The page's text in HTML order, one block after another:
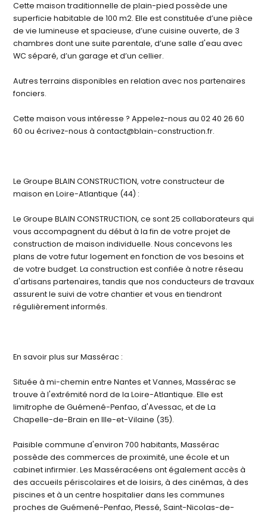
Cette maison traditionnelle de plain-pied possède une
superficie habitable de 100 m2. Elle est constituée d’une pièce
de vie lumineuse et spacieuse, d’une cuisine ouverte, de 3
chambres dont une suite parentale, d’une salle d'eau avec
WC séparé, d’un garage et d’un cellier.
Autres terrains disponibles en relation avec nos partenaires
fonciers.
Cette maison vous intéresse ? Appelez-nous au 02 40 26 60
60 ou écrivez-nous à contact@blain-construction.fr.
Le Groupe BLAIN CONSTRUCTION, votre constructeur de
maison en Loire-Atlantique (44) :
Le Groupe BLAIN CONSTRUCTION, ce sont 25 collaborateurs qui
vous accompagnent du début à la fin de votre projet de
construction de maison individuelle. Nous concevons les
plans de votre futur logement en fonction de vos besoins et
de votre budget. La construction est confiée à notre réseau
d'artisans partenaires, tandis que nos conducteurs de travaux
assurent le suivi de votre chantier et vous en tiendront
régulièrement informés.
En savoir plus sur Massérac :
Située à mi-chemin entre Nantes et Vannes, Massérac se
trouve à l'extrémité nord de la Loire-Atlantique. Elle est
limitrophe de Guémené-Penfao, d'Avessac, et de La
Chapelle-de-Brain en Ille-et-Vilaine (35).
Paisible commune d'environ 700 habitants, Massérac
possède des commerces de proximité, une école et un
cabinet infirmier. Les Masséracéens ont également accès à
des accueils périscolaires et de loisirs, à des cinémas, à des
piscines et à un centre hospitalier dans les communes
proches de Guémené-Penfao, Plessé, Saint-Nicolas-de-